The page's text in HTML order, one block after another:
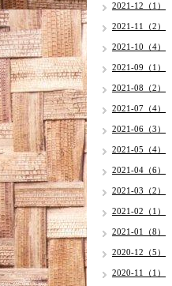
2021-12（1）
2021-11（2）
2021-10（4）
2021-09（1）
2021-08（2）
2021-07（4）
2021-06（3）
2021-05（4）
2021-04（6）
2021-03（2）
2021-02（1）
2021-01（8）
2020-12（5）
2020-11（1）